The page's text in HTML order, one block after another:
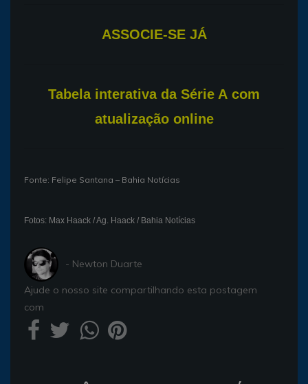
ASSOCIE-SE JÁ
Tabela interativa da Série A com
atualização online
Fonte: Felipe Santana – Bahia Notícias
Fotos: Max Haack / Ag. Haack / Bahia Notícias
- Newton Duarte
Ajude o nosso site compartilhando esta postagem
com